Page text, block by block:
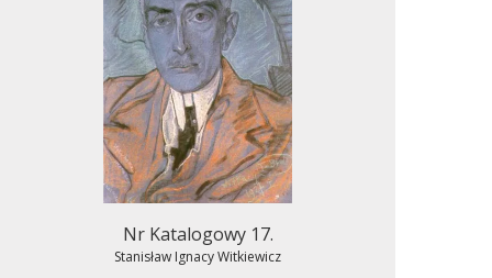
Nr Katalogowy 17.
Stanisław Ignacy Witkiewicz